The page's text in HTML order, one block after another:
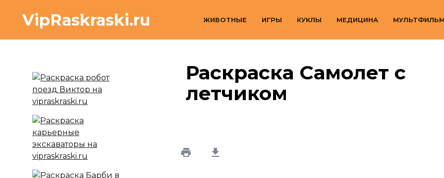
содержанию
VipRaskraski.ru ЖИВОТНЫЕ ИГРЫ КУКЛЫ МЕДИЦИНА
Раскраска Самолет с
летчиком